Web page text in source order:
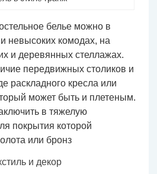
белье можно в
невысоких комодах, на
и деревянных стеллажах.
передвижных столиков и
раскладного кресла или
может быть и плетеным.
в тяжелую
покрытия которой
или бронз
и декор